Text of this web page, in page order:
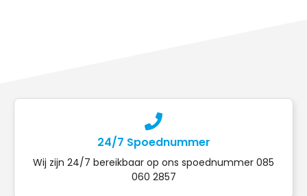
24/7 Spoednummer
Wij zijn 24/7 bereikbaar op ons spoednummer 085
060 2857